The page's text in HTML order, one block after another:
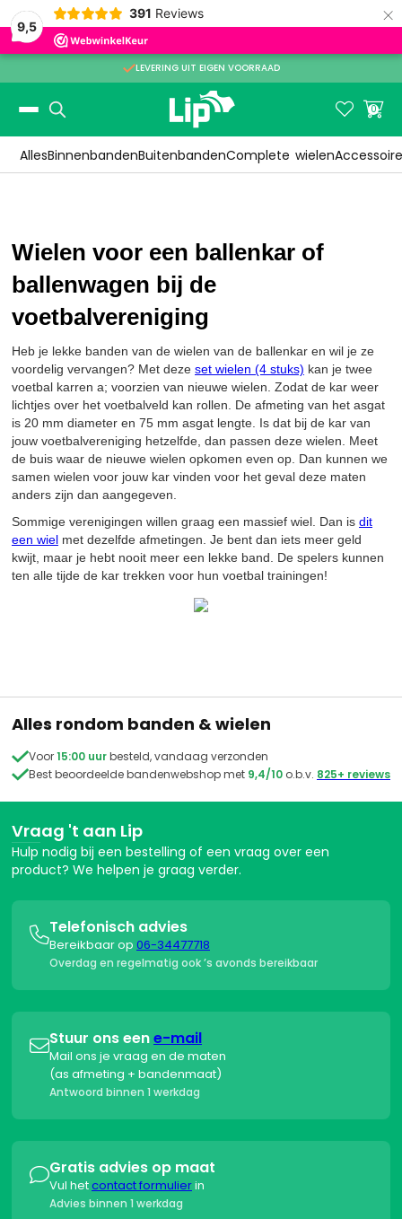
9,5
391 Reviews ×
LEVERING UIT EIGEN VOORRAAD
Slide 2 of 3.
 
0
AllesBinnenbandenBuitenbandenComplete wielen
Wielen voor een ballenkar of
ballenwagen bij de
voetbalvereniging
Heb je lekke banden van de wielen van de ballenkar en wil je ze
voordelig vervangen? Met deze set wielen (4 stuks) kan je twee
voetbal karren a; voorzien van nieuwe wielen. Zodat de kar weer
lichtjes over het voetbalveld kan rollen. De afmeting van het asgat
is 20 mm diameter en 75 mm asgat lengte. Is dat bij de kar van
jouw voetbalvereniging hetzelfde, dan passen deze wielen. Meet
de buis waar de nieuwe wielen opkomen even op. Dan kunnen we
samen wielen voor jouw kar vinden voor het geval deze maten
anders zijn dan aangegeven.
Sommige verenigingen willen graag een massief wiel. Dan is dit
een wiel met dezelfde afmetingen. Je bent dan iets meer geld
kwijt, maar je hebt nooit meer een lekke band. De spelers kunnen
ten alle tijde de kar trekken voor hun voetbal trainingen!
Alles rondom banden & wielen
Voor15:00 uurbesteld, vandaag verzonden
Best beoordeelde bandenwebshop met 9,4/10 o.b.v. 825+ reviews
Vraag 't aan Lip
Hulp nodig bij een bestelling of een vraag over een
product? We helpen je graag verder.
Telefonisch advies
Bereikbaar op 06-34477718
Overdag en regelmatig ook ’s avonds bereikbaar
Stuur ons eene-mail
Mail ons je vraag en de maten
(as afmeting + bandenmaat)
Antwoord binnen 1 werkdag
Gratis advies op maat
Vul hetcontact formulierin
Advies binnen 1 werkdag